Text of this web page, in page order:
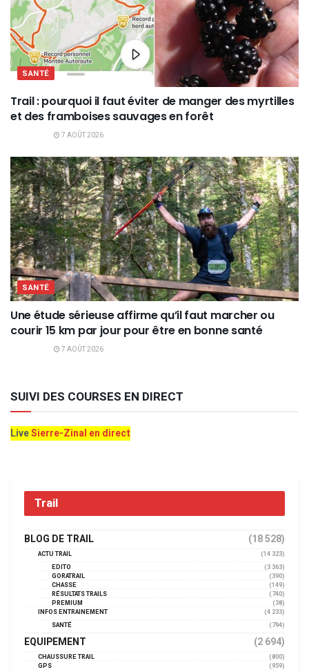
SANTÉ
Trail : pourquoi il faut éviter de manger des myrtilles
et des framboises sauvages en forêt
7 AOÛT 2026
SANTÉ
Une étude sérieuse affirme qu’il faut marcher ou
courir 15 km par jour pour être en bonne santé
7 AOÛT 2026
SUIVI DES COURSES EN DIRECT
LiveSierre-Zinal en direct
Trail
BLOG DE TRAIL (18 528)
ACTU TRAIL
(14 323)
EDITO
(3 363)
GORATRAIL
(390)
CHASSE
(149)
RÉSULTATS TRAILS
(740)
PREMIUM
(38)
INFOS ENTRAINEMENT
(4 233)
SANTÉ
(794)
EQUIPEMENT (2 694)
CHAUSSURE TRAIL
(800)
GPS
(959)